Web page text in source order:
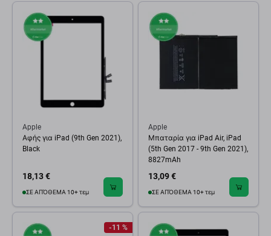
Apple
Αφής για iPad (9th Gen 2021),
Black
18,13 €
ΣΕ ΑΠΌΘΕΜΑ 10+ τεμ
Apple
Μπαταρία για iPad Air, iPad
(5th Gen 2017 - 9th Gen 2021),
8827mAh
13,09 €
ΣΕ ΑΠΌΘΕΜΑ 10+ τεμ
-11 %